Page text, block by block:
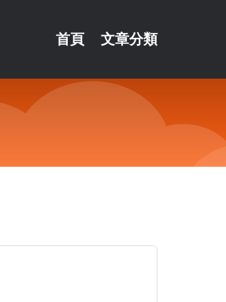
首頁 文章分類